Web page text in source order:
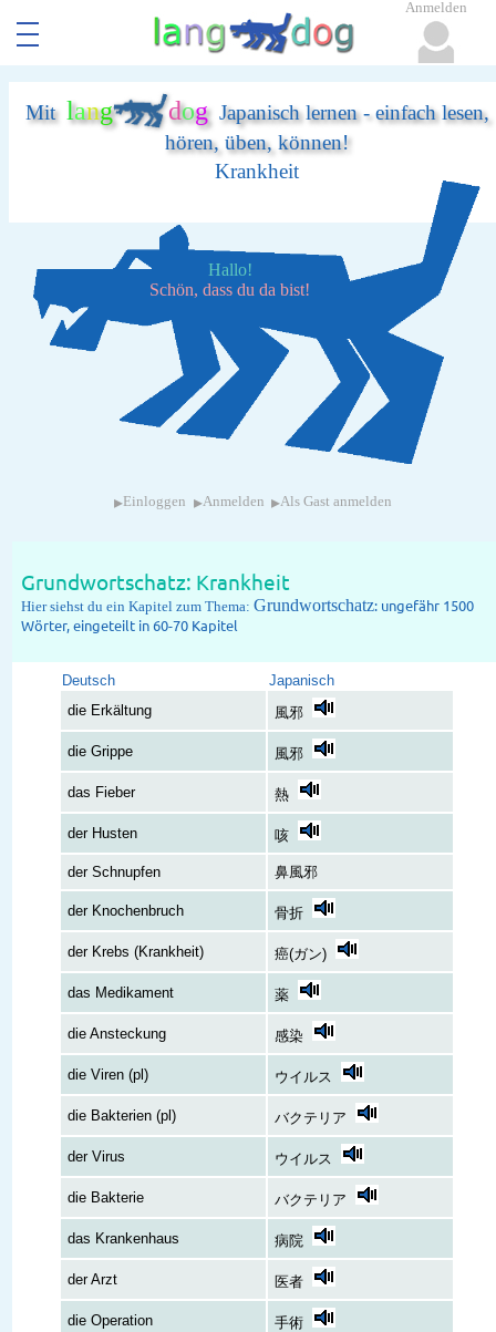
Mit lang dogJapanisch lernen - einfach lesen,
hören, üben, können!
Krankheit
Hallo!
Schön, dass du da bist!
▸ Einloggen ▸Anmelden ▸Als Gast anmelden
Grundwortschatz: Krankheit
Hier siehst du ein Kapitel zum Thema:Grundwortschatz: ungefähr 1500
Wörter, eingeteilt in 60-70 Kapitel
Deutsch
Japanisch
die Erkältung
風邪
die Grippe 風邪
das Fieber 熱
der Husten 咳
der Schnupfen 鼻風邪
der Knochenbruch 骨折
der Krebs (Krankheit) 癌(ガン)
das Medikament 薬
die Ansteckung 感染
die Viren (pl) ウイルス
die Bakterien (pl) バクテリア
der Virus ウイルス
die Bakterie バクテリア
das Krankenhaus 病院
der Arzt 医者
die Operation 手術
Anmelden